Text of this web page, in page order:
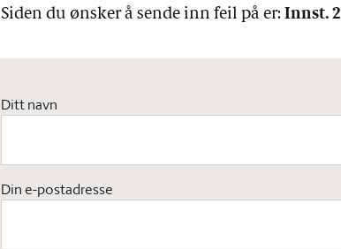
Siden du ønsker å sende inn feil på er:Innst.
Ditt navn
Din e-postadresse